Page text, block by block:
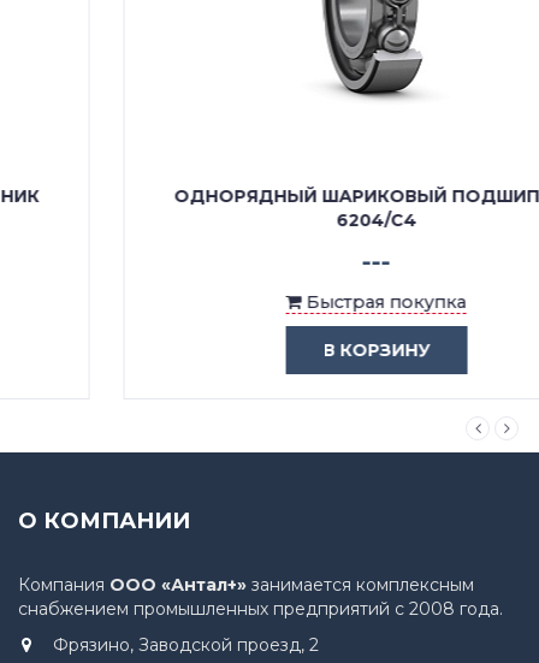
ОДНОРЯДНЫЙ ШАРИКОВЫЙ ПОДШИПНИК
Быстрая покупка
О КОМПАНИИ
Компания ООО «Антал+» занимается комплексным
снабжением промышленных предприятий с 2008 года.
Фрязино, Заводской проезд, 2